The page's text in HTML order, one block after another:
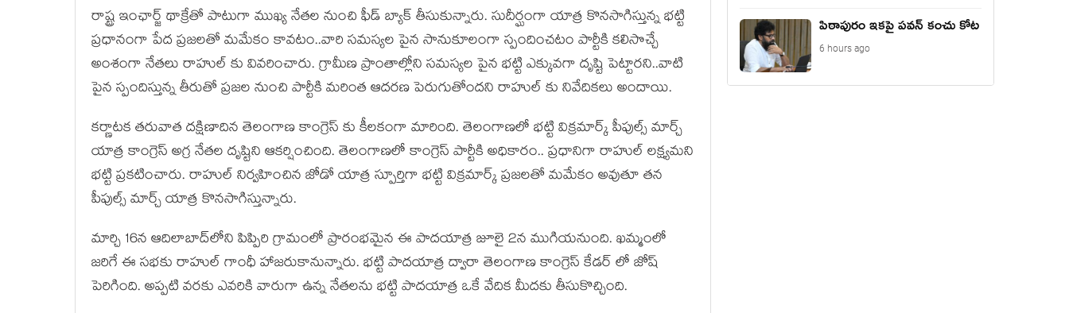
రాష్ట్ర ఇంఛార్జ్ థాక్రేతో పాటుగా ముఖ్య నేతల నుంచి ఫీడ్ బ్యాక్ తీసుకున్నారు. సుదీర్ఘంగా యాత్ర కొనసాగిస్తున్న భట్టి
ప్రధానంగా పేద ప్రజలతో మమేకం కావటం..వారి సమస్యల పైన సానుకూలంగా స్పందించటం పార్టీకి కలిసొచ్చే
అంశంగా నేతలు రాహుల్ కు వివరించారు. గ్రామీణ ప్రాంతాల్లోని సమస్యల పైన భట్టి ఎక్కువగా దృష్టి పెట్టారని..వాటి
పైన స్పందిస్తున్న తీరుతో ప్రజల నుంచి పార్టీకి మరింత ఆదరణ పెరుగుతోందని రాహుల్ కు నివేదికలు అందాయి.
కర్ణాటక తరువాత దక్షిణాదిన తెలంగాణ కాంగ్రెస్ కు కీలకంగా మారింది. తెలంగాణలో భట్టి విక్రమార్క్ పీపుల్స్ మార్చ్
యాత్ర కాంగ్రెస్ అగ్ర నేతల దృష్టిని ఆకర్షించింది. తెలంగాణలో కాంగ్రెస్ పార్టీకి అధికారం.. ప్రధానిగా రాహుల్ లక్ష్యమని
భట్టి ప్రకటించారు. రాహుల్ నిర్వహించిన జోడో యాత్ర స్పూర్తిగా భట్టి విక్రమార్క్ ప్రజలతో మమేకం అవుతూ తన
పీపుల్స్ మార్చ్ యాత్ర కొనసాగిస్తున్నారు.
మార్చి 16న ఆదిలాబాద్‌లోని పిప్పిరి గ్రామంలో ప్రారంభమైన ఈ పాదయాత్ర జూలై 2న ముగియనుంది. ఖమ్మంలో
జరిగే ఈ సభకు రాహుల్ గాంధీ హాజరుకానున్నారు. భట్టి పాదయాత్ర ద్వారా తెలంగాణ కాంగ్రెస్ కేడర్ లో జోష్
పెరిగింది. అప్పటి వరకు ఎవరికి వారుగా ఉన్న నేతలను భట్టి పాదయాత్ర ఒకే వేదిక మీదకు తీసుకొచ్చింది.
పిఠాపురం ఇకపై పవన్ కంచు కోట
6 hours ago